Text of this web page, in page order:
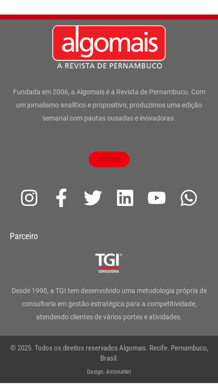
Fundada em 2006, a Algomais é a Revista de Pernambuco. Com
um jornalismo analítico e propositivo, produzimos uma edição
semanal com pautas ousadas e inovadoras.
ASSINE
I
s
g
r
a
m
F
a
o
o
k
-
T
t
e
r
L
d
i
n
Y
b
e
W
a
p
Parceiro
Desde 1990, a TGI tem desenvolvido uma metodologia própria de
consultoria em gestão estratégica para a competitividade,
atendendo clientes de vários portes e atividades.
© 2025. Todos os direitos reservados Algomais. Recife. Pernambuco,
Brasil.
Design: AntenaNet